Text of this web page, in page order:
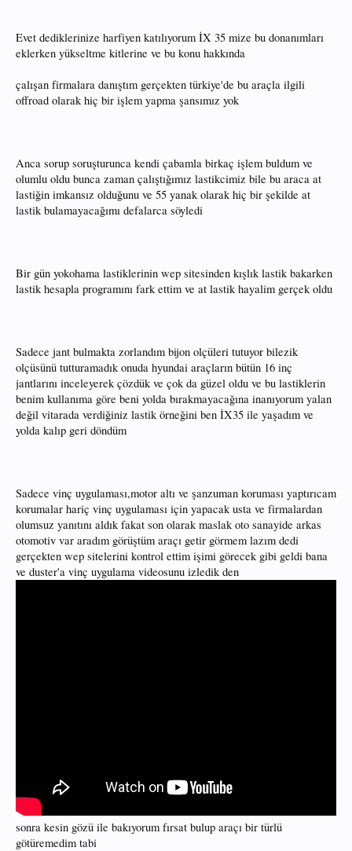
Evet dediklerinize harfiyen katılıyorum İX 35 mize bu donanımları
eklerken yükseltme kitlerine ve bu konu hakkında
çalışan firmalara danıştım gerçekten türkiye'de bu araçla ilgili
offroad olarak hiç bir işlem yapma şansımız yok
Anca sorup soruşturunca kendi çabamla birkaç işlem buldum ve
olumlu oldu bunca zaman çalıştığımız lastikcimiz bile bu araca at
lastiğin imkansız olduğunu ve 55 yanak olarak hiç bir şekilde at
lastik bulamayacağımı defalarca söyledi
Bir gün yokohama lastiklerinin wep sitesinden kışlık lastik bakarken
lastik hesapla programını fark ettim ve at lastik hayalim gerçek oldu
Sadece jant bulmakta zorlandım bijon olçüleri tutuyor bilezik
olçüsünü tutturamadık onuda hyundai araçların bütün 16 inç
jantlarını inceleyerek çözdük ve çok da güzel oldu ve bu lastiklerin
benim kullanıma göre beni yolda bırakmayacağına inanıyorum yalan
değil vitarada verdiğiniz lastik örneğini ben İX35 ile yaşadım ve
yolda kalıp geri döndüm
Sadece vinç uygulaması,motor altı ve şanzuman koruması yaptırıcam
korumalar hariç vinç uygulaması için yapacak usta ve firmalardan
olumsuz yanıtını aldık fakat son olarak maslak oto sanayide arkas
otomotiv var aradım görüştüm araçı getir görmem lazım dedi
gerçekten wep sitelerini kontrol ettim işimi görecek gibi geldi bana
ve duster'a vinç uygulama videosunu izledik den
sonra kesin gözü ile bakıyorum fırsat bulup araçı bir türlü
götüremedim tabi